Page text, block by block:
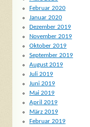
Februar 2020
Januar 2020
Dezember 2019
November 2019
Oktober 2019
September 2019
August 2019
Juli 2019
Juni 2019
Mai 2019
April 2019
März 2019
Februar 2019